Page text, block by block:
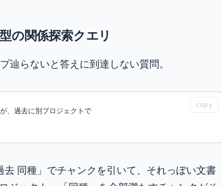
の関係探索クエリ
辿らないと答えに到達しない質問。
、過去に別プロジェクトで
copy
去 同種」でチャンクを引いて、それっぽい文書